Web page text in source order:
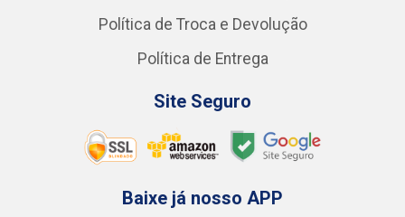
Política de Troca e Devolução
Política de Entrega
Site Seguro
Baixe já nosso APP